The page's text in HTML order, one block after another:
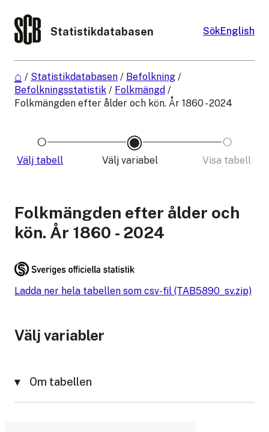
Statistikdatabasen SökEnglish
/ Statistikdatabasen / Befolkning /
Befolkningsstatistik / Folkmängd /
Folkmängden efter ålder och kön. År 1860 - 2024
Välj tabell Välj variabel Visa tabell
Folkmängden efter ålder och
kön. År 1860 - 2024
Ladda ner hela tabellen som csv-fil (TAB5890_sv.zip)
Välj variabler
Om tabellen